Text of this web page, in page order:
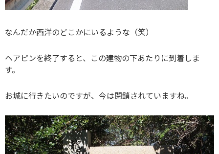
なんだか西洋のどこかにいるような（笑）
ヘアピンを終了すると、この建物の下あたりに到着しま
す。
お城に行きたいのですが、今は閉鎖されていますね。